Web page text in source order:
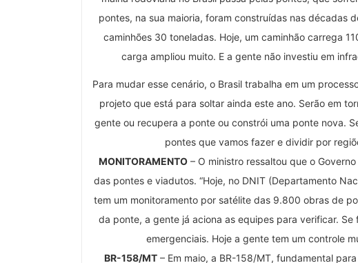
pontes, na sua maioria, foram construídas nas décadas
caminhões 30 toneladas. Hoje, um caminhão carrega
carga ampliou muito. E a gente não investiu em
Para mudar esse cenário, o Brasil trabalha em um
projeto que está para soltar ainda este ano. Serão em
gente ou recupera a ponte ou constrói uma ponte nova.
pontes que vamos fazer e dividir por
MONITORAMENTO– O ministro ressaltou que o
das pontes e viadutos. “Hoje, no DNIT (Departamento
tem um monitoramento por satélite das 9.800 obras de
da ponte, a gente já aciona as equipes para verificar.
emergenciais. Hoje a gente tem um controle
BR-158/MT – Em maio, a BR-158/MT, fundamental